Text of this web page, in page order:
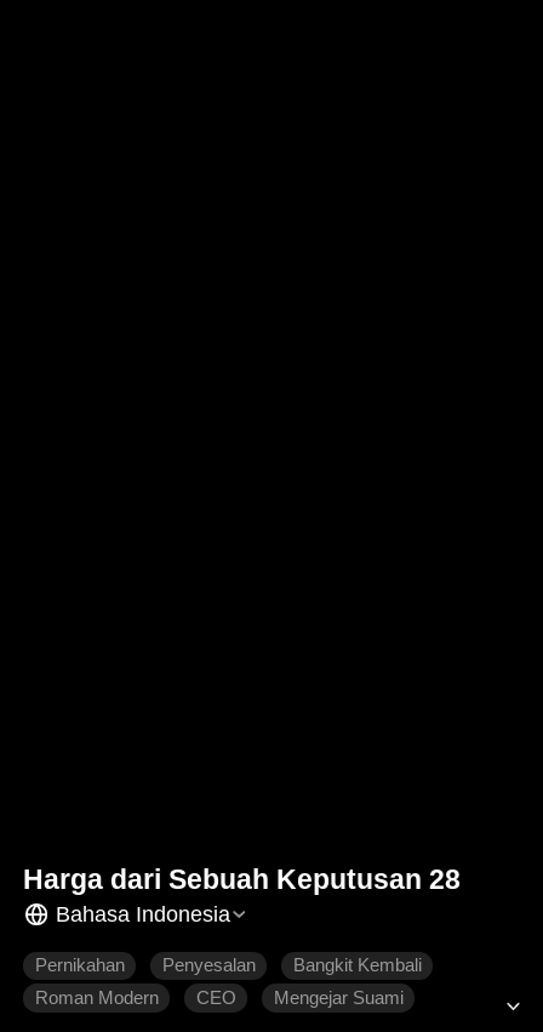
Harga dari Sebuah Keputusan 28
Bahasa Indonesia
Pernikahan Penyesalan
Bangkit Kembali
Roman Modern
CEO
Mengejar Suami